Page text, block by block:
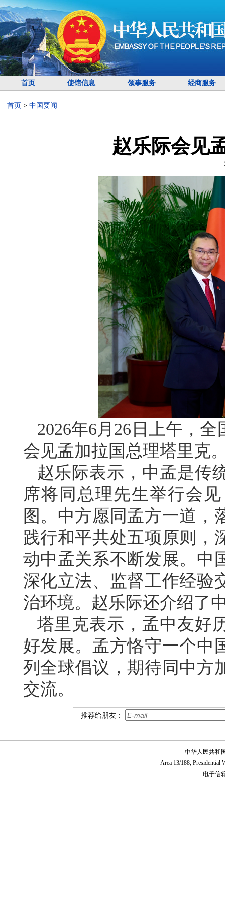
首页 使馆信息 领事服务 经商服务
首页 > 中国要闻
赵乐际会见
2026年6月26日上午，
会见孟加拉国总理塔里克
赵乐际表示，中孟是传
席将同总理先生举行会
图。中方愿同孟方一道，
践行和平共处五项原则，
动中孟关系不断发展。中
深化立法、监督工作经验
治环境。赵乐际还介绍了
塔里克表示，孟中友好
好发展。孟方恪守一个中
列全球倡议，期待同中方
交流。
推荐给朋友：
中华人民共和
Area 13/188, Presidential
电子信